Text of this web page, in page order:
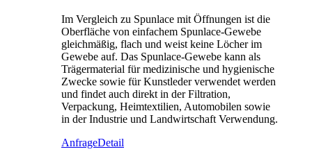
Im Vergleich zu Spunlace mit Öffnungen ist die
Oberfläche von einfachem Spunlace-Gewebe
gleichmäßig, flach und weist keine Löcher im
Gewebe auf. Das Spunlace-Gewebe kann als
Trägermaterial für medizinische und hygienische
Zwecke sowie für Kunstleder verwendet werden
und findet auch direkt in der Filtration,
Verpackung, Heimtextilien, Automobilen sowie
in der Industrie und Landwirtschaft Verwendung.
AnfrageDetail